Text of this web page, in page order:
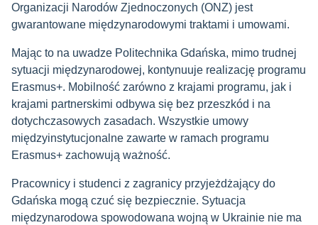
Organizacji Narodów Zjednoczonych (ONZ) jest
gwarantowane międzynarodowymi traktami i umowami.
Mając to na uwadze Politechnika Gdańska, mimo trudnej
sytuacji międzynarodowej, kontynuuje realizację programu
Erasmus+. Mobilność zarówno z krajami programu, jak i
krajami partnerskimi odbywa się bez przeszkód i na
dotychczasowych zasadach. Wszystkie umowy
międzyinstytucjonalne zawarte w ramach programu
Erasmus+ zachowują ważność.
Pracownicy i studenci z zagranicy przyjeżdżający do
Gdańska mogą czuć się bezpiecznie. Sytuacja
międzynarodowa spowodowana wojną w Ukrainie nie ma